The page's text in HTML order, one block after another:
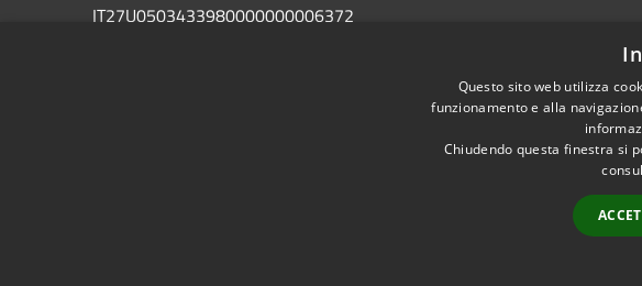
IT27U0503433980000000006372
Questo sito web utilizza
funzionamento e alla
Chiudendo questa finestra si